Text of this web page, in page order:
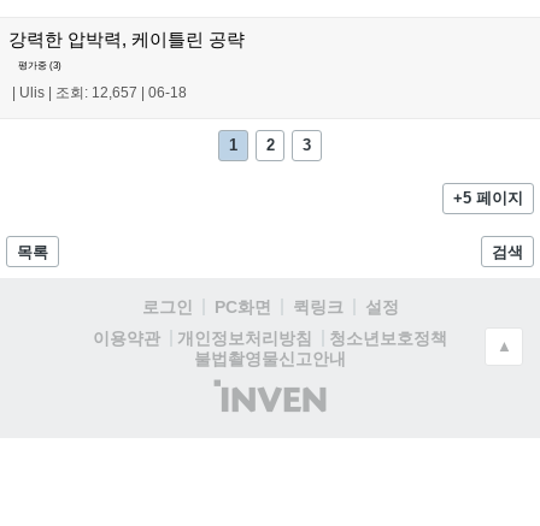
강력한 압박력, 케이틀린 공략
평가중 (3)
| Ulis | 조회: 12,657 | 06-18
1 2 3
+5 페이지
목록 검색
로그인 PC화면 퀵링크
설정
이용약관
개인정보처리방침
청소년보호정책
불법촬영물신고안내
(주)
인
▲